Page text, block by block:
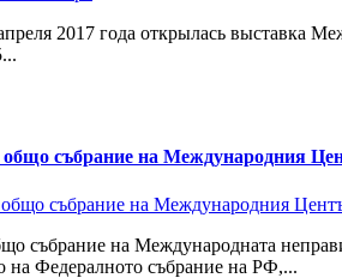
2017 года открылась выставка
събрание на Международния
събрание на Международната
на Федералното събрание на РФ,...